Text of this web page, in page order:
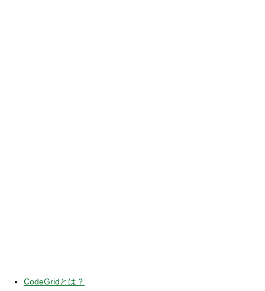
CodeGridとは？